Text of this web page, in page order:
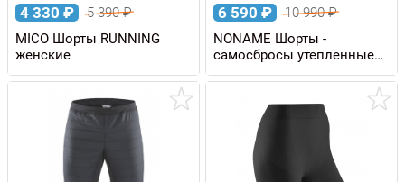
4 330 ₽ 5 390₽
MICO Шорты RUNNING
женские
6 590 ₽ 10 990₽
NONAME Шорты -
самосбросы утепленные
SKI SHORTS